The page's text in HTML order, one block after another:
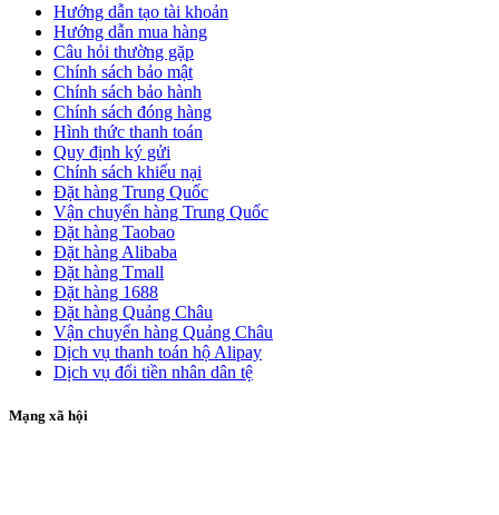
Hướng dẫn tạo tài khoản
Hướng dẫn mua hàng
Câu hỏi thường gặp
Chính sách bảo mật
Chính sách bảo hành
Chính sách đóng hàng
Hình thức thanh toán
Quy định ký gửi
Chính sách khiếu nại
Đặt hàng Trung Quốc
Vận chuyển hàng Trung Quốc
Đặt hàng Taobao
Đặt hàng Alibaba
Đặt hàng Tmall
Đặt hàng 1688
Đặt hàng Quảng Châu
Vận chuyển hàng Quảng Châu
Dịch vụ thanh toán hộ Alipay
Dịch vụ đổi tiền nhân dân tệ
Mạng xã hội